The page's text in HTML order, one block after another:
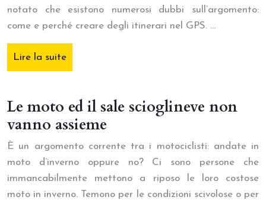
notato che esistono numerosi dubbi sull’argomento:
come e perché creare degli itinerari nel GPS. …
Lire la suite
Le moto ed il sale scioglineve non
vanno assieme
È un argomento corrente tra i motociclisti: andate in
moto d’inverno oppure no? Ci sono persone che
immancabilmente mettono a riposo le loro costose
moto in inverno. Temono per le condizioni scivolose o per